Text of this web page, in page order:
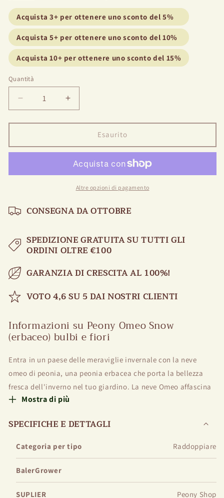
vendita
Acquista 3+ per ottenere uno sconto del 5%
Acquista 5+ per ottenere uno sconto del 10%
Acquista 10+ per ottenere uno sconto del 15%
Quantità
Diminuire
la
quantità
Peony
Omeo
Aumentare
la
quantità
Peony
Omeo
Snow
Esaurito
Altre opzioni di pagamento
CONSEGNA DA OTTOBRE
SPEDIZIONE GRATUITA SU TUTTI GLI
ORDINI OLTRE €100
GARANZIA DI CRESCITA AL 100%!
VOTO 4,6 SU 5 DAI NOSTRI CLIENTI
Informazioni su Peony Omeo Snow
(erbaceo) bulbi e fiori
Entra in un paese delle meraviglie invernale con la neve
omeo di peonia, una peonia erbacea che porta la bellezza
fresca dell'inverno nel tuo giardino. La neve Omeo affascina
con le sue fioriture bianche di neve, creando un'atmosfera
Omeo Snow si svolge i suoi petali incontaminati e puri in un
appassionato esposizione che rispecchia la serenità di una
giornata nevosa. Le fioriture trasudano una fragranza
Mostra di più
SPECIFICHE E DETTAGLI
Categoria per tipo Raddoppiare
BalerGrower
SUPLIER Peony Shop